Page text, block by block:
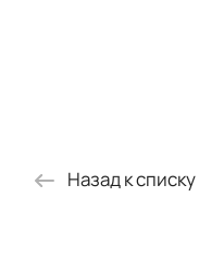
Назад к списку